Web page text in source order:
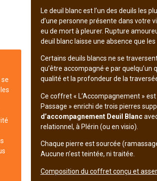
Le deuil blanc est l’un des deuils les
d’une personne présente dans votre
eu de mort à pleurer. Rupture
deuil blanc laisse une absence que
Certains deuils blancs ne se
qu’être accompagné·e par
qualité et la profondeur de la
Ce coffret « L’Accompagnement »
Passage » enrichi de trois pierres
d’accompagnement Deuil Blanc
relationnel, à Plérin (ou en visio).
Chaque pierre est sourcée
Aucune n’est teintée, ni traitée.
Composition du coffret conçu et